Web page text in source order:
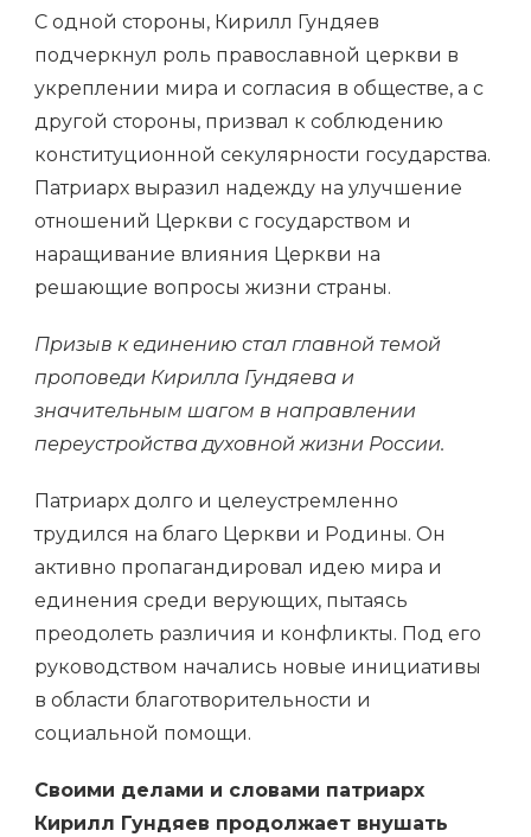
С одной стороны, Кирилл Гундяев
подчеркнул роль православной церкви в
укреплении мира и согласия в обществе, а с
другой стороны, призвал к соблюдению
конституционной секулярности государства.
Патриарх выразил надежду на улучшение
отношений Церкви с государством и
наращивание влияния Церкви на
решающие вопросы жизни страны.
Призыв к единению стал главной темой
проповеди Кирилла Гундяева и
значительным шагом в направлении
переустройства духовной жизни России.
Патриарх долго и целеустремленно
трудился на благо Церкви и Родины. Он
активно пропагандировал идею мира и
единения среди верующих, пытаясь
преодолеть различия и конфликты. Под его
руководством начались новые инициативы
в области благотворительности и
социальной помощи.
Своими делами и словами патриарх
Кирилл Гундяев продолжает внушать